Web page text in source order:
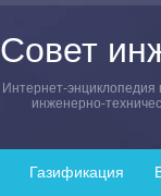
Совет
Интернет-энциклопедия
инженерно-
Газификация